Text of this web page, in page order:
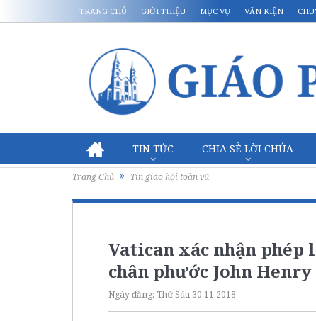
TRANG CHỦ GIỚI THIỆU MỤC VỤ VĂN KIỆN
TIN TỨC CHIA SẺ LỜI CHÚA
Trang Chủ Tin giáo hội toàn vũ
Vatican xác nhận phép
chân phước John
Ngày đăng: Thứ Sáu 30.11.2018